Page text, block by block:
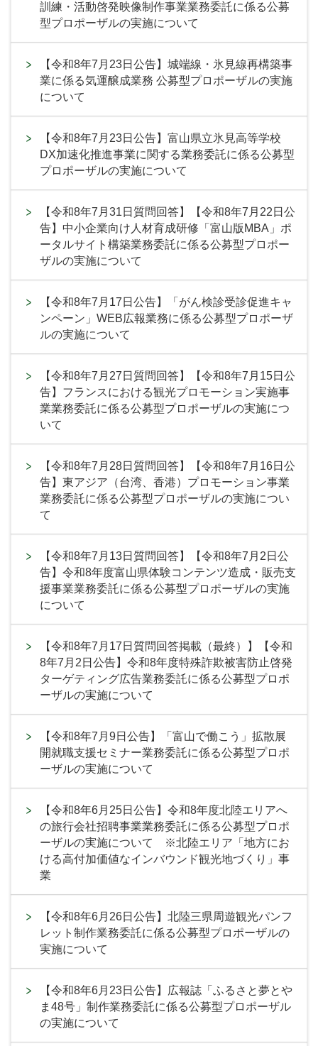
訓練・活動啓発映像制作事業業務委託に係る公募
型プロポーザルの実施について
【令和8年7月23日公告】城端線・氷見線再構築事
業に係る気運醸成業務 公募型プロポーザルの実施
について
【令和8年7月23日公告】富山県立氷見高等学校
DX加速化推進事業に関する業務委託に係る公募型
プロポーザルの実施について
【令和8年7月31日質問回答】【令和8年7月22日公
告】中小企業向け人材育成研修「富山版MBA」ポ
ータルサイト構築業務委託に係る公募型プロポー
ザルの実施について
【令和8年7月17日公告】「がん検診受診促進キャ
ンペーン」WEB広報業務に係る公募型プロポーザ
ルの実施について
【令和8年7月27日質問回答】【令和8年7月15日公
告】フランスにおける観光プロモーション実施事
業業務委託に係る公募型プロポーザルの実施につ
いて
【令和8年7月28日質問回答】【令和8年7月16日公
告】東アジア（台湾、香港）プロモーション事業
業務委託に係る公募型プロポーザルの実施につい
て
【令和8年7月13日質問回答】【令和8年7月2日公
告】令和8年度富山県体験コンテンツ造成・販売支
援事業業務委託に係る公募型プロポーザルの実施
について
【令和8年7月17日質問回答掲載（最終）】【令和
8年7月2日公告】令和8年度特殊詐欺被害防止啓発
ターゲティング広告業務委託に係る公募型プロポ
ーザルの実施について
【令和8年7月9日公告】「富山で働こう」拡散展
開就職支援セミナー業務委託に係る公募型プロポ
ーザルの実施について
【令和8年6月25日公告】令和8年度北陸エリアへ
の旅行会社招聘事業業務委託に係る公募型プロポ
ーザルの実施について ※北陸エリア「地方にお
ける高付加価値なインバウンド観光地づくり」事
業
【令和8年6月26日公告】北陸三県周遊観光パンフ
レット制作業務委託に係る公募型プロポーザルの
実施について
【令和8年6月23日公告】広報誌「ふるさと夢とや
ま48号」制作業務委託に係る公募型プロポーザル
の実施について